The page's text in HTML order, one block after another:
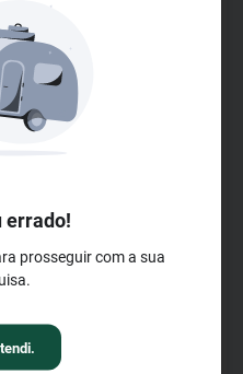
errado!
prosseguir com a sua
lazer para todas as
garantem descanso e
de tranquilidade e beleza